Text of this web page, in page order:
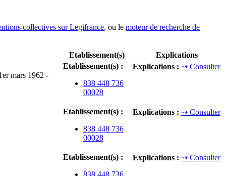
collectives sur Legifrance, ou le moteur de recherche de
Etablissement(s)
Explications
mars 1962 -
Etablissement(s) :
838 448 736
00028
Explications : ⇢ Consulter
Etablissement(s) :
838 448 736
00028
Explications : ⇢ Consulter
Etablissement(s) :
838 448 736
Explications : ⇢ Consulter